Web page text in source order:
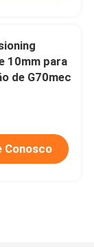
10mm para
de G70mec
Conosco